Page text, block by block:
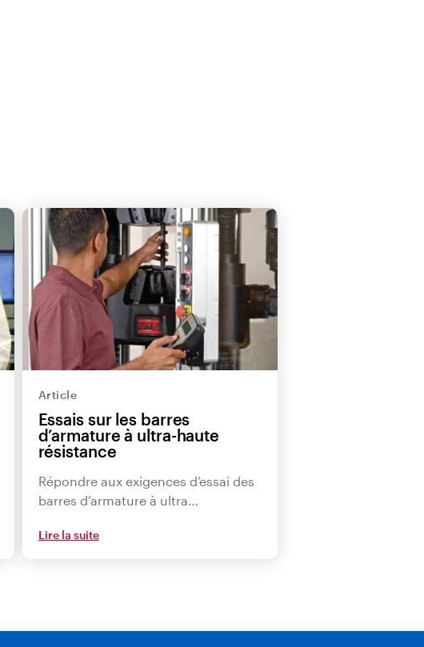
Article
Essais sur les barres
d’armature à ultra-haute
résistance
Répondre aux exigences d’essai des
barres d’armature à ultra…
Lire la suite